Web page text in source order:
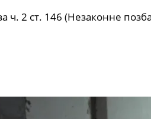
ч. 2 ст. 146 (Незаконне